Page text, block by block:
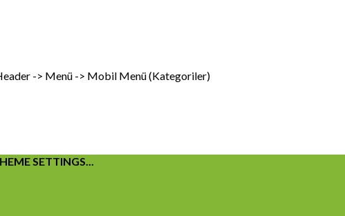
-> Menü -> Mobil Menü (Kategoriler)
SETTINGS...